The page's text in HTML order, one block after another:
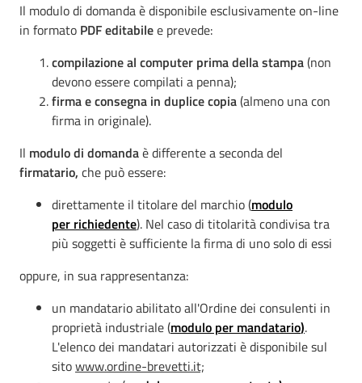
Il modulo di domanda è disponibile esclusivamente on-line
in formato PDF editabilee prevede:
compilazione al computer prima della stampa(non
devono essere compilati a penna);
firma e consegna in duplice copia(almeno una con
firma in originale).
Il modulo di domandaè differente a seconda del
firmatario, che può essere:
direttamente il titolare del marchio (modulo
per richiedente). Nel caso di titolarità condivisa tra
più soggetti è sufficiente la firma di uno solo di essi
oppure, in sua rappresentanza:
un mandatario abilitato all'Ordine dei consulenti in
proprietà industriale (modulo per mandatario).
L'elenco dei mandatari autorizzati è disponibile sul
sitowww.ordine-brevetti.it;